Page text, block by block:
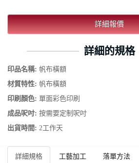
詳細報價
詳細的規格
印品名稱: 帆布橫額
材質特性: 帆布橫額
印刷顏色: 單面彩色印刷
成品呎吋: 按需要定制呎吋
出貨時間: 2工作天
詳細規格 工藝加工 落單方法